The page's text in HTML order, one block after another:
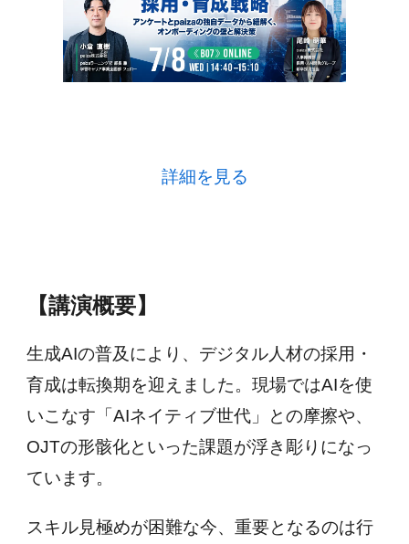
詳細を見る
【講演概要】
生成AIの普及により、デジタル人材の採用・
育成は転換期を迎えました。現場ではAIを使
いこなす「AIネイティブ世代」との摩擦や、
OJTの形骸化といった課題が浮き彫りになっ
ています。
スキル見極めが困難な今、重要となるのは行